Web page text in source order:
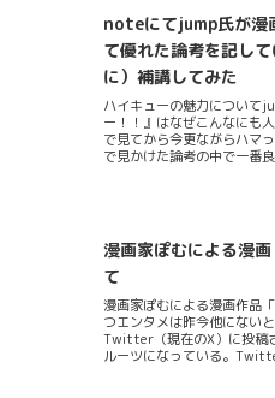
noteにてjump氏が漫
て優れた論考を記し
に）補講してみた
ハイキューの魅力について
ー！！』はなぜこんなにも
で見てから今更ながらハマ
で見かけた論考の中で一番
ることも含め）考えてみた
の場合トレンドに遅れて
ス」（正確には講の中では
述べる。誰もがいつか敗北
もそれを後に続く後輩たち
れる世界だからこれは当然
グの理論や統計学を用いた
次々と適用される世界だ。
漫画家ぽむによる漫
て
漫画家ぽむによる漫画作品
つエンタメは昨今他にない
Twitter（現在のX）に投稿
ルーツになっている。
編が連載開始となり2021